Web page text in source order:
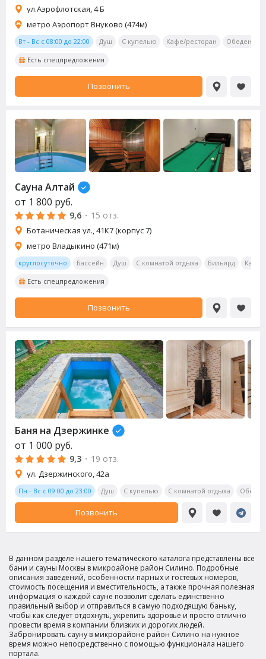
ул.Аэрофлотская, 4 Б
метро Аэропорт Внуково (474м)
Вт - Вс с 08:00 до 22:00 Душ С купелью Кафе/ресторан Обеденная
Есть спецпредложения
Позвонить
Сауна Алтай
от 1 800 руб.
9,6 · 15 отз.
Ботаническая ул., 41К7 (корпус 7)
метро Владыкино (471м)
круглосуточно Бассейн Душ С комнатой отдыха Бильярд
Есть спецпредложения
Позвонить
Баня на Дзержинке
от 1 000 руб.
9,3 · 19 отз.
ул. Дзержинского, 42а
Пн - Вс с 09:00 до 23:00 Душ С купелью С комнатой отдыха
Позвонить
В данном разделе нашего тематического каталога представлены все
бани и сауны Москвы в микроайоне район Силино. Подробные
описания заведений, особенности парных и гостевых номеров,
стоимость посещения и вместительность, а также прочная полезная
информация о каждой сауне позволит сделать единственно
правильный выбор и отправиться в самую подходящую баньку,
чтобы как следует отдохнуть, укрепить здоровье и просто отлично
провести время в компании близких и дорогих людей.
Забронировать сауну в микрорайоне район Силино на нужное
время можно непосредственно с помощью функционала нашего
портала.